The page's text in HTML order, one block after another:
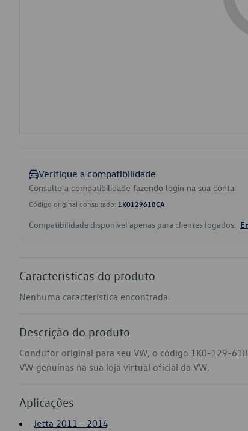
Verifique a compatibilidade
Consulte a compatibilidade fazendo login na sua conta.
Código original consultado: 1K0129618CA
Compatibilidade disponível apenas para clientes logados.
Características do produto
Nenhuma característica encontrada.
Descrição do produto
Condutor original para seu VW, o código 1K0-129-
VW genuínas na sua loja virtual oficial da VW.
Aplicações
Jetta 2011 - 2014